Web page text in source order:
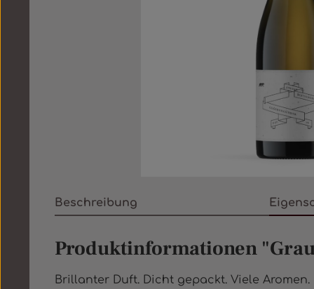
Beschreibung
Produktinformationen
Brillanter Duft. Dicht gepackt. Viele